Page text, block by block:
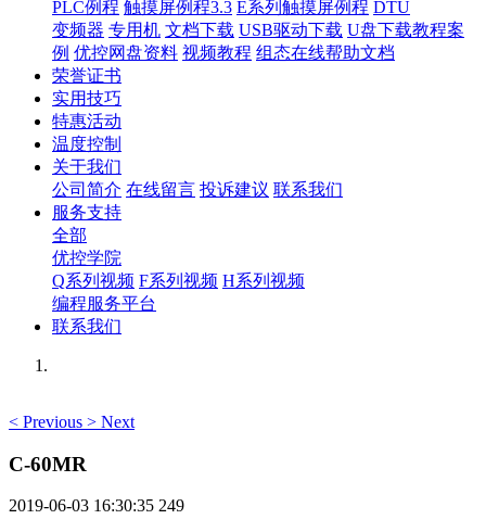
PLC例程 触摸屏例程3.3 E系列触摸屏例程 DTU
变频器 专用机 文档下载 USB驱动下载 U盘下载教程案
例 优控网盘资料 视频教程 组态在线帮助文档
荣誉证书
实用技巧
特惠活动
温度控制
关于我们
公司简介 在线留言 投诉建议 联系我们
服务支持
全部
优控学院
Q系列视频 F系列视频 H系列视频
编程服务平台
联系我们
< Previous > Next
C-60MR
2019-06-03 16:30:35 249